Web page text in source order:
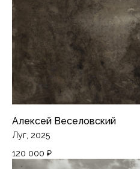
Алексей Веселовский
Луг, 2025
120 000 ₽